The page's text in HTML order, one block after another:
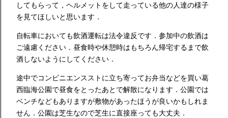
してもらって，ヘルメットをして走っている他の人達の様子
を見てほしいと思います．
自転車においても飲酒運転は法令違反です．参加中の飲酒は
ご遠慮ください．昼食時や休憩時はもちろん帰宅するまで飲
酒しないようにしてください．
途中でコンビニエンスストに立ち寄ってお弁当などを買い葛
西臨海公園で昼食をとったあとで解散になります．公園では
ベンチなどもありますが敷物があったほうが良いかもしれま
せん．公園は芝生なので芝生に直接座っても大丈夫．